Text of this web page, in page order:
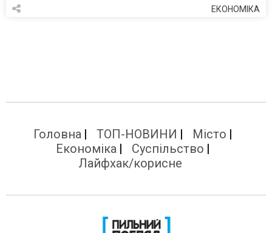
ЕКОНОМІКА
Головна ТОП-НОВИНИ
Місто
Економіка
Суспільство
Лайфхак/корисне